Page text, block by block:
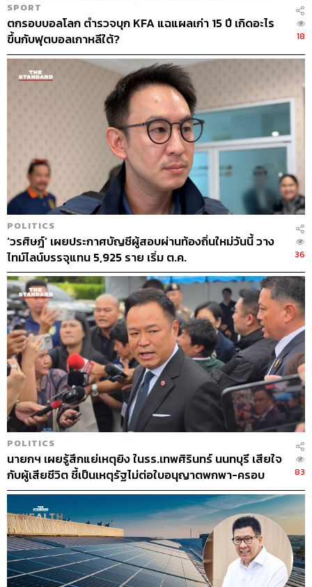
SPORT
ตกรอบบอลโลก ตำรวจบุก KFA แฉแผลเก่า 15 ปี เกิดอะไร
ขึ้นกับฟุตบอลเกาหลีใต้?
18
POLITICS
‘วรศิษฎ์’ เผยประกาศบัญชีผู้สอบผ่านท้องถิ่นใหม่วันนี้ วาง
ไทม์ไลน์บรรจุแทน 5,925 ราย เริ่ม ต.ค.
36
POLITICS
นายกฯ เผยรู้สึกแย่เหตุยิง ในรร.เทพศิรินทร์ นนทบุรี เสียใจ
กับผู้เสียชีวิต ชี้เป็นเหตุรัฐไม่ต่อใบอนุญาตพกพา-ครอบ
ครองปืน
83